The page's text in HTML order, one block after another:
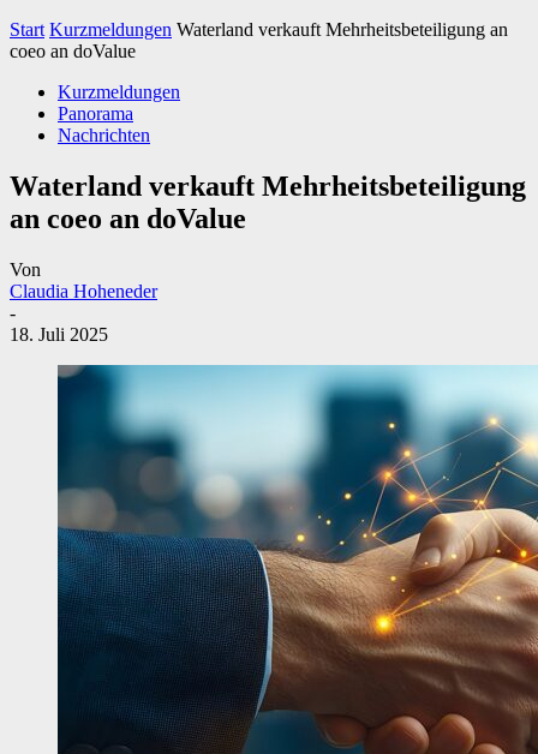
Start Kurzmeldungen Waterland verkauft Mehrheitsbeteiligung an
coeo an doValue
Kurzmeldungen
Panorama
Nachrichten
Waterland verkauft Mehrheitsbeteiligung
an coeo an doValue
Von
Claudia Hoheneder
-
18. Juli 2025